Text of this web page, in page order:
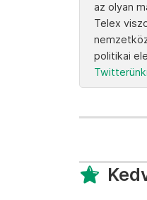
az olyan
Telex
politikai